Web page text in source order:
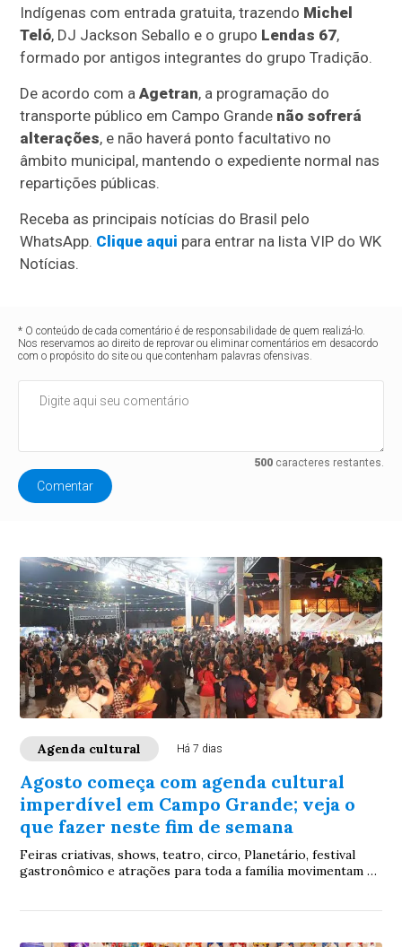
Indígenas com entrada gratuita, trazendo Michel
Teló, DJ Jackson Seballo e o grupo Lendas 67,
formado por antigos integrantes do grupo Tradição.
De acordo com aAgetran, a programação do
transporte público em Campo Grande não sofrerá
alterações, e não haverá ponto facultativo no
âmbito municipal, mantendo o expediente normal nas
repartições públicas.
Receba as principais notícias do Brasil pelo
WhatsApp. Clique aqui para entrar na lista VIP do WK
Notícias.
* O conteúdo de cada comentário é de responsabilidade de quem realizá-lo.
Nos reservamos ao direito de reprovar ou eliminar comentários em desacordo
com o propósito do site ou que contenham palavras ofensivas.
500caracteres restantes.
Comentar
Agenda cultural Há 7 dias
Agosto começa com agenda cultural
imperdível em Campo Grande; veja o
que fazer neste fim de semana
Feiras criativas, shows, teatro, circo, Planetário, festival
gastronômico e atrações para toda a família movimentam a